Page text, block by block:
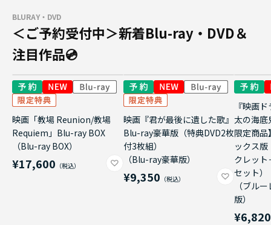
BLURAY・DVD
＜ご予約受付中＞新着Blu-ray・DVD＆
注目作品💿
映画「教場 Reunion/教場
Requiem」Blu-ray BOX
（Blu-ray BOX）
¥17,600
映画『君が最後に遺した歌』
Blu-ray豪華版（特典DVD2枚
付3枚組）
（Blu-ray豪華版）
¥9,350
『映画
太の海底
限定商品
ックス
クレッ
セット）
（ブル
版）
¥6,820